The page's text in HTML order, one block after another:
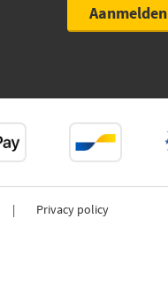
Aanmelden
Privacy policy